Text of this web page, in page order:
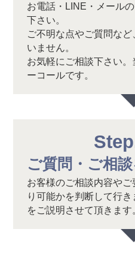
お電話・LINE・メール
下さい。
ご不明な点やご質問な
いません。
お気軽にご相談下さい
ーコールです。
ご質問・ご相
お客様のご相談内容や
り可能かを判断して行
をご説明させて頂きます